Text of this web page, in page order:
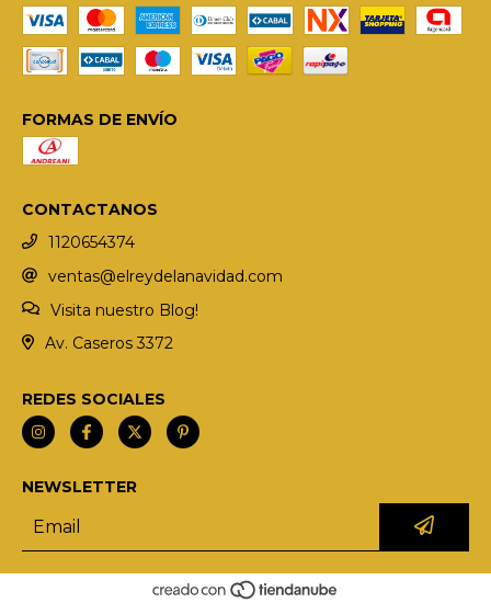
FORMAS DE ENVÍO
CONTACTANOS
1120654374
ventas@elreydelanavidad.com
Visita nuestro Blog!
Av. Caseros 3372
REDES SOCIALES
NEWSLETTER